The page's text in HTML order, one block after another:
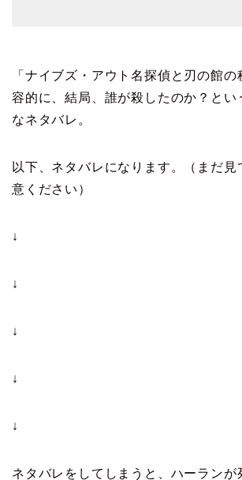
「ナイブズ・アウト名探偵と刃の館の
容的に、結局、誰が殺したのか？とい
なネタバレ。
以下、ネタバレになります。（まだ見
意ください）
↓
↓
↓
↓
↓
ネタバレをしてしまうと、ハーランが